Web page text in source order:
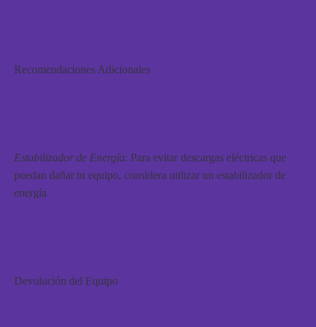
Recomendaciones Adicionales
Estabilizador de Energía: Para evitar descargas eléctricas que
puedan dañar tu equipo, considera utilizar un estabilizador de
energía.
Devolución del Equipo